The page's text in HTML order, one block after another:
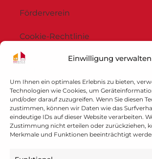
Einwilligung verwalten
Um Ihnen ein optimales Erlebnis zu bieten,
Technologien wie Cookies, um
und/oder darauf zuzugreifen. Wenn Sie diesen
zustimmen, können wir Daten wie das
eindeutige IDs auf dieser Website verarbeiten.
Zustimmung nicht erteilen oder zurückziehen,
Merkmale und Funktionen beeinträchtigt
Unsere Schule
Unsere Konzepte
Förderverein
Cookie-Rechtlinie